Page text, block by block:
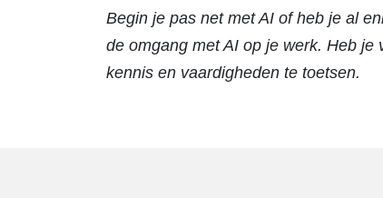
Begin je pas net met AI of heb je al
de omgang met AI op je werk. Heb
kennis en vaardigheden te toetsen.